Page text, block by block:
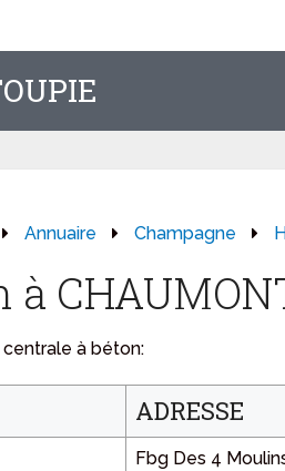
Annuaire Champagne
à
à béton:
ADRESSE
Fbg Des 4